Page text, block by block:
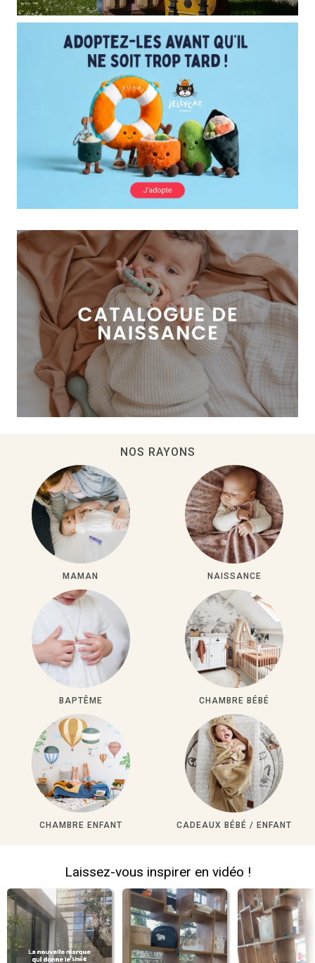
NOS RAYONS
MAMAN NAISSANCE
BAPTÊME CHAMBRE BÉBÉ
CHAMBRE ENFANT CADEAUX BÉBÉ / ENFANT
Laissez-vous inspirer en vidéo !